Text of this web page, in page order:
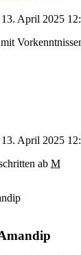
13. April 2025
13. April 2025
ab M